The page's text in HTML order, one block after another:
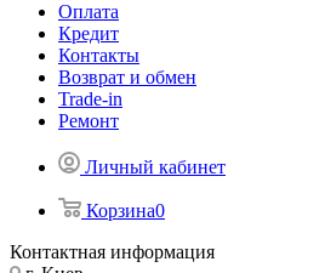
Оплата
Кредит
Контакты
Возврат и обмен
Trade-in
Ремонт
Личный кабинет
Корзина0
Контактная информация